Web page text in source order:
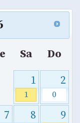
Sa
Do
1
1
2
0
7 8 9